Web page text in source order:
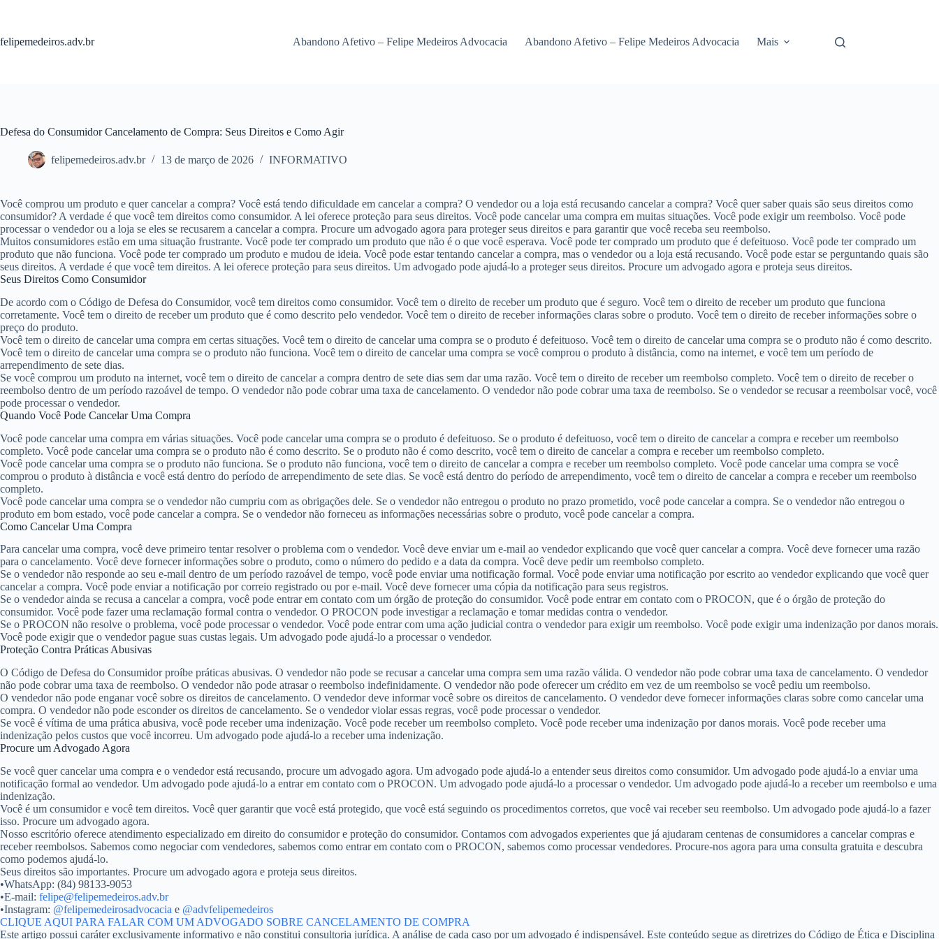
conteúdo
felipemedeiros.adv.br Abandono Afetivo – Felipe Medeiros Advocacia Abandono Afetivo – Felipe Medeiros Advocacia Mais
Defesa do Consumidor Cancelamento de Compra: Seus Direitos e Como Agir
felipemedeiros.adv.br 13 de março de 2026 INFORMATIVO
Você comprou um produto e quer cancelar a compra? Você está tendo dificuldade em cancelar a compra? O vendedor ou a loja está recusando cancelar a compra? Você quer saber quais são seus direitos como
consumidor? A verdade é que você tem direitos como consumidor. A lei oferece proteção para seus direitos. Você pode cancelar uma compra em muitas situações. Você pode exigir um reembolso. Você pode
processar o vendedor ou a loja se eles se recusarem a cancelar a compra. Procure um advogado agora para proteger seus direitos e para garantir que você receba seu reembolso.
Muitos consumidores estão em uma situação frustrante. Você pode ter comprado um produto que não é o que você esperava. Você pode ter comprado um produto que é defeituoso. Você pode ter comprado um
produto que não funciona. Você pode ter comprado um produto e mudou de ideia. Você pode estar tentando cancelar a compra, mas o vendedor ou a loja está recusando. Você pode estar se perguntando quais são
seus direitos. A verdade é que você tem direitos. A lei oferece proteção para seus direitos. Um advogado pode ajudá-lo a proteger seus direitos. Procure um advogado agora e proteja seus direitos.
Seus Direitos Como Consumidor
De acordo com o Código de Defesa do Consumidor, você tem direitos como consumidor. Você tem o direito de receber um produto que é seguro. Você tem o direito de receber um produto que funciona
corretamente. Você tem o direito de receber um produto que é como descrito pelo vendedor. Você tem o direito de receber informações claras sobre o produto. Você tem o direito de receber informações sobre o
preço do produto.
Você tem o direito de cancelar uma compra em certas situações. Você tem o direito de cancelar uma compra se o produto é defeituoso. Você tem o direito de cancelar uma compra se o produto não é como descrito.
Você tem o direito de cancelar uma compra se o produto não funciona. Você tem o direito de cancelar uma compra se você comprou o produto à distância, como na internet, e você tem um período de
arrependimento de sete dias.
Se você comprou um produto na internet, você tem o direito de cancelar a compra dentro de sete dias sem dar uma razão. Você tem o direito de receber um reembolso completo. Você tem o direito de receber o
reembolso dentro de um período razoável de tempo. O vendedor não pode cobrar uma taxa de cancelamento. O vendedor não pode cobrar uma taxa de reembolso. Se o vendedor se recusar a reembolsar você, você
pode processar o vendedor.
Quando Você Pode Cancelar Uma Compra
Você pode cancelar uma compra em várias situações. Você pode cancelar uma compra se o produto é defeituoso. Se o produto é defeituoso, você tem o direito de cancelar a compra e receber um reembolso
completo. Você pode cancelar uma compra se o produto não é como descrito. Se o produto não é como descrito, você tem o direito de cancelar a compra e receber um reembolso completo.
Você pode cancelar uma compra se o produto não funciona. Se o produto não funciona, você tem o direito de cancelar a compra e receber um reembolso completo. Você pode cancelar uma compra se você
comprou o produto à distância e você está dentro do período de arrependimento de sete dias. Se você está dentro do período de arrependimento, você tem o direito de cancelar a compra e receber um reembolso
completo.
Você pode cancelar uma compra se o vendedor não cumpriu com as obrigações dele. Se o vendedor não entregou o produto no prazo prometido, você pode cancelar a compra. Se o vendedor não entregou o
produto em bom estado, você pode cancelar a compra. Se o vendedor não forneceu as informações necessárias sobre o produto, você pode cancelar a compra.
Como Cancelar Uma Compra
Para cancelar uma compra, você deve primeiro tentar resolver o problema com o vendedor. Você deve enviar um e-mail ao vendedor explicando que você quer cancelar a compra. Você deve fornecer uma razão
para o cancelamento. Você deve fornecer informações sobre o produto, como o número do pedido e a data da compra. Você deve pedir um reembolso completo.
Se o vendedor não responde ao seu e-mail dentro de um período razoável de tempo, você pode enviar uma notificação formal. Você pode enviar uma notificação por escrito ao vendedor explicando que você quer
cancelar a compra. Você pode enviar a notificação por correio registrado ou por e-mail. Você deve fornecer uma cópia da notificação para seus registros.
Se o vendedor ainda se recusa a cancelar a compra, você pode entrar em contato com um órgão de proteção do consumidor. Você pode entrar em contato com o PROCON, que é o órgão de proteção do
consumidor. Você pode fazer uma reclamação formal contra o vendedor. O PROCON pode investigar a reclamação e tomar medidas contra o vendedor.
Se o PROCON não resolve o problema, você pode processar o vendedor. Você pode entrar com uma ação judicial contra o vendedor para exigir um reembolso. Você pode exigir uma indenização por danos morais.
Você pode exigir que o vendedor pague suas custas legais. Um advogado pode ajudá-lo a processar o vendedor.
Proteção Contra Práticas Abusivas
O Código de Defesa do Consumidor proíbe práticas abusivas. O vendedor não pode se recusar a cancelar uma compra sem uma razão válida. O vendedor não pode cobrar uma taxa de cancelamento. O vendedor
não pode cobrar uma taxa de reembolso. O vendedor não pode atrasar o reembolso indefinidamente. O vendedor não pode oferecer um crédito em vez de um reembolso se você pediu um reembolso.
O vendedor não pode enganar você sobre os direitos de cancelamento. O vendedor deve informar você sobre os direitos de cancelamento. O vendedor deve fornecer informações claras sobre como cancelar uma
compra. O vendedor não pode esconder os direitos de cancelamento. Se o vendedor violar essas regras, você pode processar o vendedor.
Se você é vítima de uma prática abusiva, você pode receber uma indenização. Você pode receber um reembolso completo. Você pode receber uma indenização por danos morais. Você pode receber uma
indenização pelos custos que você incorreu. Um advogado pode ajudá-lo a receber uma indenização.
Procure um Advogado Agora
Se você quer cancelar uma compra e o vendedor está recusando, procure um advogado agora. Um advogado pode ajudá-lo a entender seus direitos como consumidor. Um advogado pode ajudá-lo a enviar uma
notificação formal ao vendedor. Um advogado pode ajudá-lo a entrar em contato com o PROCON. Um advogado pode ajudá-lo a processar o vendedor. Um advogado pode ajudá-lo a receber um reembolso e uma
indenização.
Você é um consumidor e você tem direitos. Você quer garantir que você está protegido, que você está seguindo os procedimentos corretos, que você vai receber seu reembolso. Um advogado pode ajudá-lo a fazer
isso. Procure um advogado agora.
Nosso escritório oferece atendimento especializado em direito do consumidor e proteção do consumidor. Contamos com advogados experientes que já ajudaram centenas de consumidores a cancelar compras e
receber reembolsos. Sabemos como negociar com vendedores, sabemos como entrar em contato com o PROCON, sabemos como processar vendedores. Procure-nos agora para uma consulta gratuita e descubra
como podemos ajudá-lo.
Seus direitos são importantes. Procure um advogado agora e proteja seus direitos.
•WhatsApp: (84) 98133-9053
•E-mail: felipe@felipemedeiros.adv.br
•Instagram: @felipemedeirosadvocacia e @advfelipemedeiros
CLIQUE AQUI PARA FALAR COM UM ADVOGADO SOBRE CANCELAMENTO DE COMPRA
Este artigo possui caráter exclusivamente informativo e não constitui consultoria jurídica. A análise de cada caso por um advogado é indispensável. Este conteúdo segue as diretrizes do Código de Ética e Disciplina